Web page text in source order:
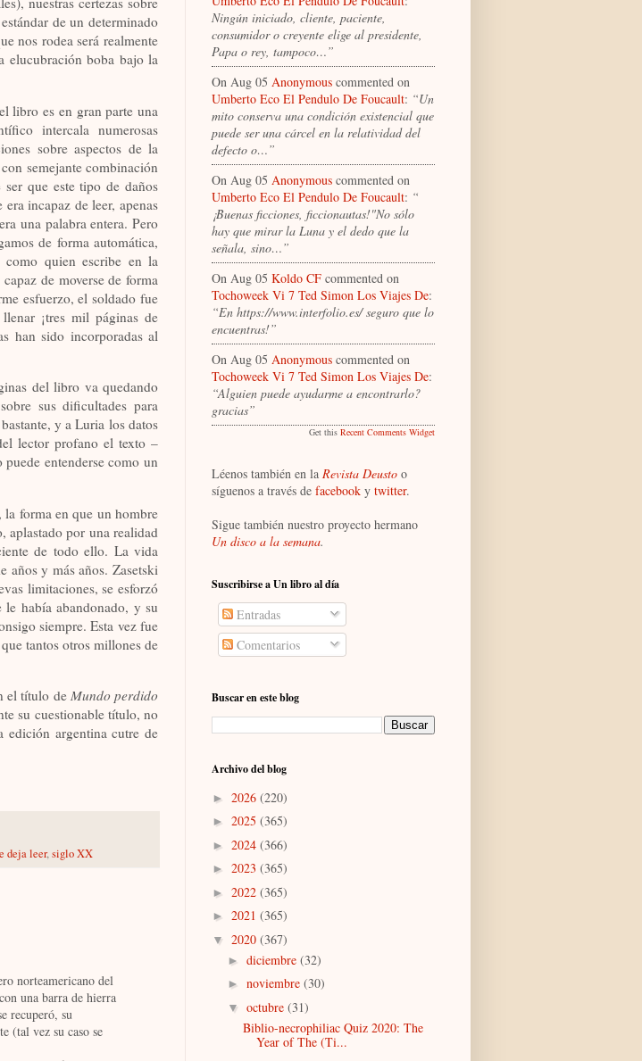
de un determinado
nos rodea será realmente
elucubración boba bajo la
libro es en gran parte una
intercala numerosas
sobre aspectos de la
semejante combinación
que este tipo de daños
incapaz de leer, apenas
una palabra entera. Pero
de forma automática,
como quien escribe en la
de moverse de forma
esfuerzo, el soldado fue
¡tres mil páginas de
han sido incorporadas al
del libro va quedando
sus dificultades para
y a Luria los datos
lector profano el texto –
entenderse como un
la forma en que un hombre
aplastado por una realidad
de todo ello. La vida
años y más años. Zasetski
limitaciones, se esforzó
había abandonado, y su
siempre. Esta vez fue
tantos otros millones de
el título de Mundo perdido
su cuestionable título, no
edición argentina cutre de
deja leer,siglo XX
norteamericano del
una barra de hierra
recuperó, su
(tal vez su caso se
Ningún iniciado, cliente, paciente,
consumidor o creyente elige al presidente,
Papa o rey, tampoco…”
On Aug 05 Anonymous commented on
Umberto Eco El Pendulo De Foucault: “Un
mito conserva una condición existencial que
puede ser una cárcel en la relatividad del
defecto o…”
On Aug 05 Anonymous commented on
Umberto Eco El Pendulo De Foucault: “
¡Buenas ficciones, ficcionautas!"No sólo
hay que mirar la Luna y el dedo que la
señala, sino…”
On Aug 05 Koldo CF commented on
Tochoweek Vi 7 Ted Simon Los Viajes De:
“En https://www.interfolio.es/ seguro que lo
encuentras!”
On Aug 05 Anonymous commented on
Tochoweek Vi 7 Ted Simon Los Viajes De:
“Alguien puede ayudarme a encontrarlo?
gracias”
Get this Recent Comments Widget
Léenos también en la Revista Deusto o
síguenos a través de facebook y twitter.
Sigue también nuestro proyecto hermano
Un disco a la semana.
Suscribirse a Un libro al día
Entradas
Comentarios
Buscar en este blog
Archivo del blog
► 2026 (220)
► 2025 (365)
► 2024 (366)
► 2023 (365)
► 2022 (365)
► 2021 (365)
▼ 2020 (367)
► diciembre (32)
► noviembre (30)
▼ octubre (31)
Biblio-necrophiliac Quiz 2020: The
Year of The (Ti...